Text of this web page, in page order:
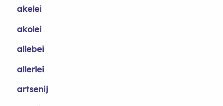
akelei
akolei
allebei
allerlei
artsenij